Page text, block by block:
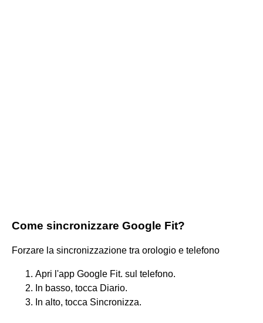
Come sincronizzare Google Fit?
Forzare la sincronizzazione tra orologio e telefono
Apri l'app Google Fit. sul telefono.
In basso, tocca Diario.
In alto, tocca Sincronizza.